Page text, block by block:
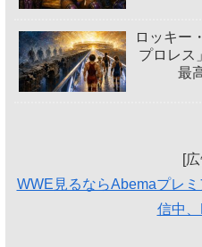
ロッキー
プロレス
最
[
WWE見るならAbemaプレ
信中